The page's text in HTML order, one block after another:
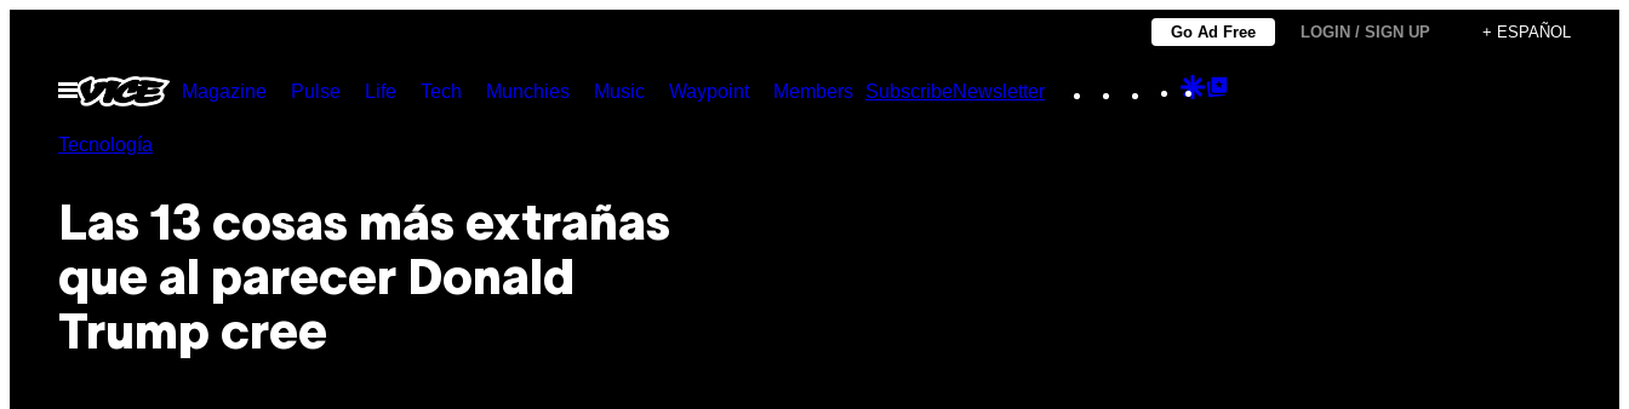
contenido
Go Ad Free LOGIN / SIGN UP + ESPAÑOL
Abrir
Menú
Magazine Pulse Life Tech Munchies Music Waypoint Members SubscribeNewsletter Instagram
TikTokYouTube
Google
Tecnología
Las 13 cosas más extrañas
que al parecer Donald
Trump cree